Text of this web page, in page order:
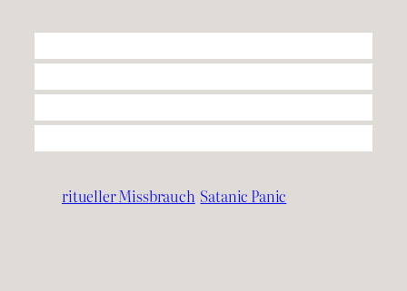
ritueller Missbrauch Satanic Panic